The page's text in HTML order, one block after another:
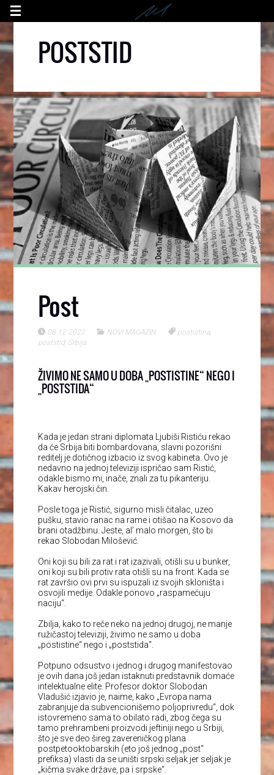
POSTSTID
Post
08.12.2022 NOVI MAGAZIN postistina,
poststid, Srbija
ŽIVIMO NE SAMO U DOBA „POSTISTINE“ NEGO I
„POSTSTIDA“
Kada je jedan strani diplomata Ljubiši Ristiću rekao
da će Srbija biti bombardovana, slavni pozorišni
reditelj je dotičnog izbacio iz svog kabineta. Ovo je
nedavno na jednoj televiziji ispričao sam Ristić,
odakle bismo mi, inače, znali za tu pikanteriju.
Kakav herojski čin.
Posle toga je Ristić, sigurno misli čitalac, uzeo
pušku, stavio ranac na rame i otišao na Kosovo da
brani otadžbinu. Jeste, al’ malo morgen, što bi
rekao Slobodan Milošević.
Oni koji su bili za rat i rat izazivali, otišli su u bunker,
oni koji su bili protiv rata otišli su na front. Kada se
rat završio ovi prvi su ispuzali iz svojih skloništa i
osvojili medije. Odakle ponovo „raspamećuju
naciju“.
Zbilja, kako to reče neko na jednoj drugoj, ne manje
ružičastoj televiziji, živimo ne samo u doba
„postistine“ nego i „poststida“.
Potpuno odsustvo i jednog i drugog manifestovao
je ovih dana još jedan istaknuti predstavnik domaće
intelektualne elite. Profesor doktor Slobodan
Vladušić izjavio je, naime, kako „Evropa nama
zabranjuje da subvencionišemo poljoprivredu“, dok
istovremeno sama to obilato radi, zbog čega su
tamo prehrambeni proizvodi jeftiniji nego u Srbiji,
što je sve deo šireg zavereničkog plana
postpetooktobarskih (eto još jednog „post“
prefiksa) vlasti da se uništi srpski seljak jer seljak je
„kičma svake države, pa i srpske“.